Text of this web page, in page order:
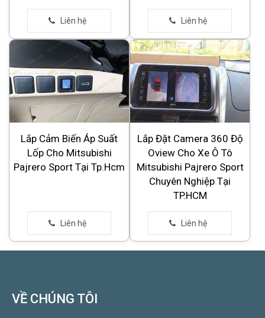
Lắp Cảm Biến Áp Suất
Lốp Cho Mitsubishi
Pajrero Sport Tại Tp.Hcm
Lắp Đặt Camera 360 Độ
Oview Cho Xe Ô Tô
Mitsubishi Pajrero Sport
Chuyên Nghiệp Tại
TP.HCM
VỀ CHÚNG TÔI